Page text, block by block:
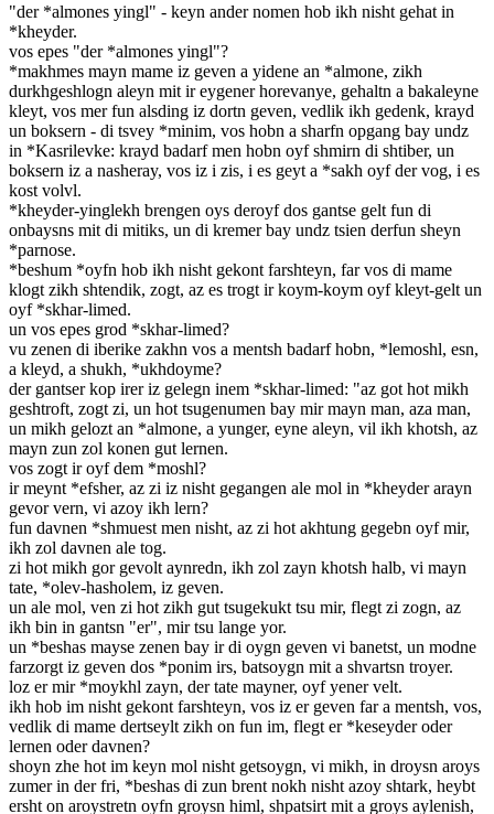
"der *almones yingl" - keyn ander nomen hob ikh nisht gehat in
*kheyder.
vos epes "der *almones yingl"?
*makhmes mayn mame iz geven a yidene an *almone, zikh
durkhgeshlogn aleyn mit ir eygener horevanye, gehaltn a bakaleyne
kleyt, vos mer fun alsding iz dortn geven, vedlik ikh gedenk, krayd
un boksern - di tsvey *minim, vos hobn a sharfn opgang bay undz
in *Kasrilevke: krayd badarf men hobn oyf shmirn di shtiber, un
boksern iz a nasheray, vos iz i zis, i es geyt a *sakh oyf der vog, i es
kost volvl.
*kheyder-yinglekh brengen oys deroyf dos gantse gelt fun di
onbaysns mit di mitiks, un di kremer bay undz tsien derfun sheyn
*parnose.
*beshum *oyfn hob ikh nisht gekont farshteyn, far vos di mame
klogt zikh shtendik, zogt, az es trogt ir koym-koym oyf kleyt-gelt un
oyf *skhar-limed.
un vos epes grod *skhar-limed?
vu zenen di iberike zakhn vos a mentsh badarf hobn, *lemoshl, esn,
a kleyd, a shukh, *ukhdoyme?
der gantser kop irer iz gelegn inem *skhar-limed: "az got hot mikh
geshtroft, zogt zi, un hot tsugenumen bay mir mayn man, aza man,
un mikh gelozt an *almone, a yunger, eyne aleyn, vil ikh khotsh, az
mayn zun zol konen gut lernen.
vos zogt ir oyf dem *moshl?
ir meynt *efsher, az zi iz nisht gegangen ale mol in *kheyder arayn
gevor vern, vi azoy ikh lern?
fun davnen *shmuest men nisht, az zi hot akhtung gegebn oyf mir,
ikh zol davnen ale tog.
zi hot mikh gor gevolt aynredn, ikh zol zayn khotsh halb, vi mayn
tate, *olev-hasholem, iz geven.
un ale mol, ven zi hot zikh gut tsugekukt tsu mir, flegt zi zogn, az
ikh bin in gantsn "er", mir tsu lange yor.
un *beshas mayse zenen bay ir di oygn geven vi banetst, un modne
farzorgt iz geven dos *ponim irs, batsoygn mit a shvartsn troyer.
loz er mir *moykhl zayn, der tate mayner, oyf yener velt.
ikh hob im nisht gekont farshteyn, vos iz er geven far a mentsh, vos,
vedlik di mame dertseylt zikh on fun im, flegt er *keseyder oder
lernen oder davnen?
shoyn zhe hot im keyn mol nisht getsoygn, vi mikh, in droysn aroys
zumer in der fri, *beshas di zun brent nokh nisht azoy shtark, heybt
ersht on aroystretn oyfn groysn himl, shpatsirt mit a groys aylenish,